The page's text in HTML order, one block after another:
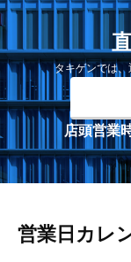
タキゲンでは
店頭営業
営業⽇カレ